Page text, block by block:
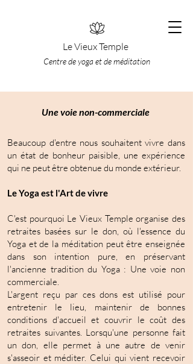
Le Vieux Temple
Centre de yoga et de méditation
Une voie non-commerciale
Beaucoup d'entre nous souhaitent vivre dans
un état de bonheur paisible, une expérience
qui ne peut être obtenue du monde extérieur.
Le Yoga est l'Art de vivre
C'est pourquoi Le Vieux Temple organise des
retraites basées sur le don, où l'essence du
Yoga et de la méditation peut être enseignée
dans son intention pure, en préservant
l'ancienne tradition du Yoga : Une voie non
commerciale.
L'argent reçu par ces dons est utilisé pour
entretenir le lieu, maintenir de bonnes
conditions d'accueil et couvrir le coût des
retraites suivantes. Lorsqu'une personne fait
un don, elle permet à une autre de venir
s'asseoir et méditer. Celui qui vient recevoir